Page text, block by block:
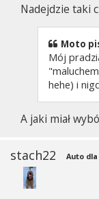
Nadejdzie taki
Moto
Mój
hehe) i
A jaki miał
stach22 Auto